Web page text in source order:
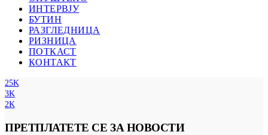
ИНТЕРВЈУ
БУТИН
РАЗГЛЕДНИЦА
РИЗНИЦА
ПОТКАСТ
КОНТАКТ
25K
3K
2K
ПРЕТПЛАТЕТЕ СЕ ЗА НОВОСТИ